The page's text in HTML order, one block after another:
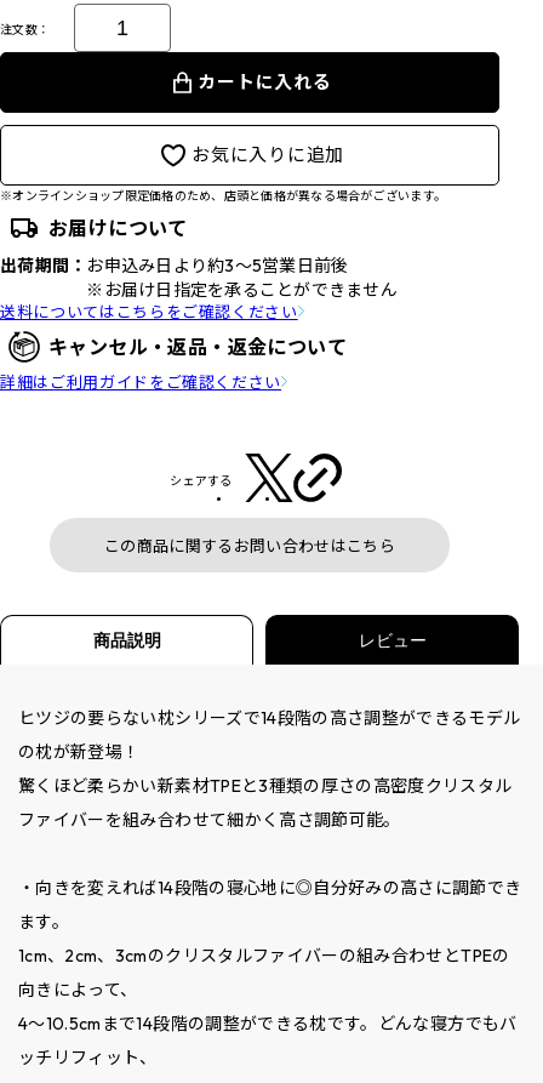
注文数：
カートに入れる
お気に入りに追加
※オンラインショップ限定価格のため、店頭と価格が異なる場合がございます。
お届けについて
出荷期間： お申込み日より約3～5営業日前後
※お届け日指定を承ることができません
送料についてはこちらをご確認ください
キャンセル・返品・返金について
詳細はご利用ガイドをご確認ください
シェアする
この商品に関するお問い合わせはこちら
商品説明 レビュー
ヒツジの要らない枕シリーズで14段階の高さ調整ができるモデル
の枕が新登場！
驚くほど柔らかい新素材TPEと3種類の厚さの高密度クリスタル
ファイバーを組み合わせて細かく高さ調節可能。
・向きを変えれば14段階の寝心地に◎自分好みの高さに調節でき
ます。
1cm、2cm、3cmのクリスタルファイバーの組み合わせとTPEの
向きによって、
4～10.5cmまで14段階の調整ができる枕です。どんな寝方でもバ
ッチリフィット、